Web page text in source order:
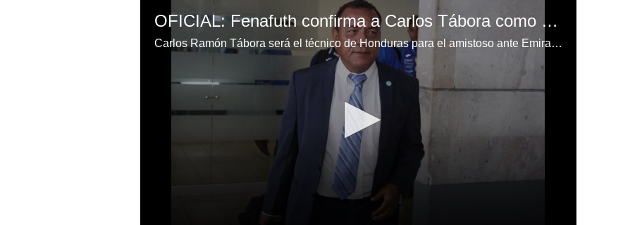
OFICIAL: Fenafuth confirma a Carlos Tábora como técnico interino de selección de Honduras
Carlos Ramón Tábora será el técnico de Honduras para el amistoso ante Emiratos Árabes Unidos